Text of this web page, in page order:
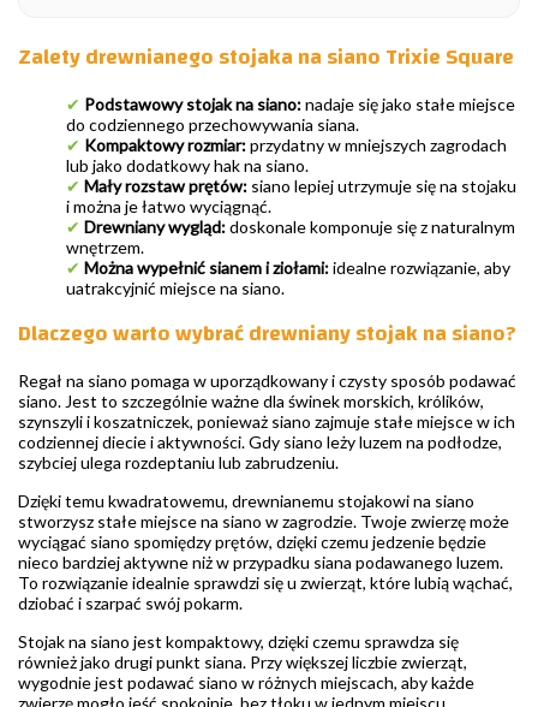
Zalety drewnianego stojaka na siano Trixie Square
✔ Podstawowy stojak na siano:nadaje się jako stałe miejsce
do codziennego przechowywania siana.
✔ Kompaktowy rozmiar:przydatny w mniejszych zagrodach
lub jako dodatkowy hak na siano.
✔ Mały rozstaw prętów: siano lepiej utrzymuje się na stojaku
i można je łatwo wyciągnąć.
✔ Drewniany wygląd:doskonale komponuje się z naturalnym
wnętrzem.
✔ Można wypełnić sianem i ziołami:idealne rozwiązanie, aby
uatrakcyjnić miejsce na siano.
Dlaczego warto wybrać drewniany stojak na siano?
Regał na siano pomaga w uporządkowany i czysty sposób podawać
siano. Jest to szczególnie ważne dla świnek morskich, królików,
szynszyli i koszatniczek, ponieważ siano zajmuje stałe miejsce w ich
codziennej diecie i aktywności. Gdy siano leży luzem na podłodze,
szybciej ulega rozdeptaniu lub zabrudzeniu.
Dzięki temu kwadratowemu, drewnianemu stojakowi na siano
stworzysz stałe miejsce na siano w zagrodzie. Twoje zwierzę może
wyciągać siano spomiędzy prętów, dzięki czemu jedzenie będzie
nieco bardziej aktywne niż w przypadku siana podawanego luzem.
To rozwiązanie idealnie sprawdzi się u zwierząt, które lubią wąchać,
dziobać i szarpać swój pokarm.
Stojak na siano jest kompaktowy, dzięki czemu sprawdza się
również jako drugi punkt siana. Przy większej liczbie zwierząt,
wygodnie jest podawać siano w różnych miejscach, aby każde